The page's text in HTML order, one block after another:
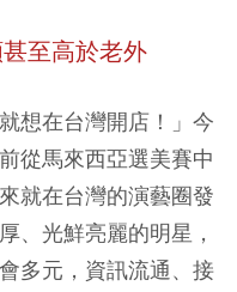
至高於老外
想在台灣開店！」今
從馬來西亞選美賽中
就在台灣的演藝圈發
、光鮮亮麗的明星，
多元，資訊流通、接